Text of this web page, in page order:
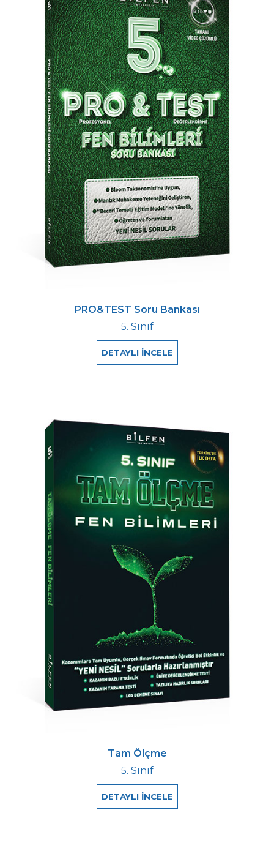
PRO&TEST Soru Bankası
5. Sınıf
DETAYLI İNCELE
Tam Ölçme
5. Sınıf
DETAYLI İNCELE